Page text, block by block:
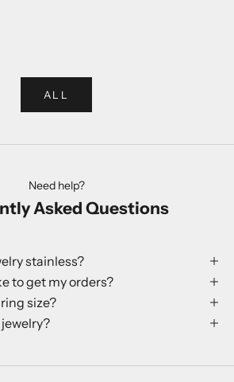
ALL
Need help?
Asked Questions
stainless?
to get my orders?
size?